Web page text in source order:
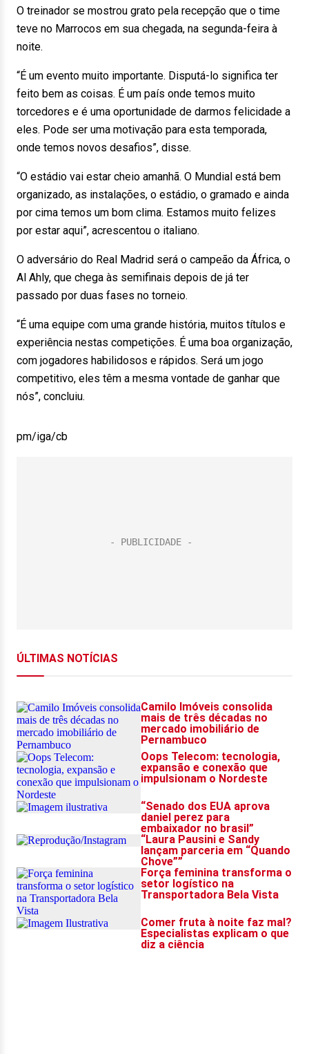
O treinador se mostrou grato pela recepção que o time
teve no Marrocos em sua chegada, na segunda-feira à
noite.
“É um evento muito importante. Disputá-lo significa ter
feito bem as coisas. É um país onde temos muito
torcedores e é uma oportunidade de darmos felicidade a
eles. Pode ser uma motivação para esta temporada,
onde temos novos desafios”, disse.
“O estádio vai estar cheio amanhã. O Mundial está bem
organizado, as instalações, o estádio, o gramado e ainda
por cima temos um bom clima. Estamos muito felizes
por estar aqui”, acrescentou o italiano.
O adversário do Real Madrid será o campeão da África, o
Al Ahly, que chega às semifinais depois de já ter
passado por duas fases no torneio.
“É uma equipe com uma grande história, muitos títulos e
experiência nestas competições. É uma boa organização,
com jogadores habilidosos e rápidos. Será um jogo
competitivo, eles têm a mesma vontade de ganhar que
nós”, concluiu.
pm/iga/cb